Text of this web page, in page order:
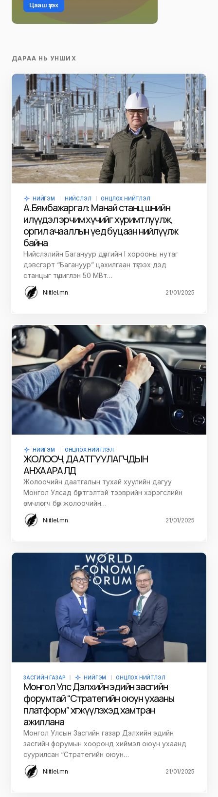
Цааш үзэх
ДАРАА НЬ УНШИХ
НИЙГЭМ НИЙСЛЭЛ ОНЦЛОХ НИЙТЛЭЛ
А.Бямбажаргал: Манай станц шөнийн
илүүдэл эрчим хүчийг хуримтлуулж,
оргил ачааллын үед буцаан нийлүүлж
байна
Нийслэлийн Багануур дүүргийн I хорооны нутаг
дэвсгэрт “Багануур” цахилгаан түгээх дэд
станцыг түшиглэн 50 МВт…
Niitlel.mn 21/01/2025
НИЙГЭМ ОНЦЛОХ НИЙТЛЭЛ
ЖОЛООЧ, ДААТГУУЛАГЧДЫН
АНХААРАЛД
Жолоочийн даатгалын тухай хуулийн дагуу
Монгол Улсад бүртгэлтэй тээврийн хэрэгслийн
өмчлөгч бүр жолоочийн…
Niitlel.mn 21/01/2025
ЗАСГИЙН ГАЗАР НИЙГЭМ ОНЦЛОХ НИЙТЛЭЛ
Монгол Улс Дэлхийн эдийн засгийн
форумтай “Стратегийн оюун ухааны
платформ” хөгжүүлэхэд хамтран
ажиллана
Монгол Улсын Засгийн газар Дэлхийн эдийн
засгийн форумын хооронд хиймэл оюун ухаанд
суурилсан “Стратегийн оюун…
Niitlel.mn 21/01/2025